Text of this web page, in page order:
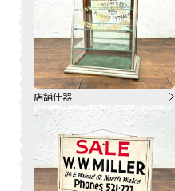
店舗什器